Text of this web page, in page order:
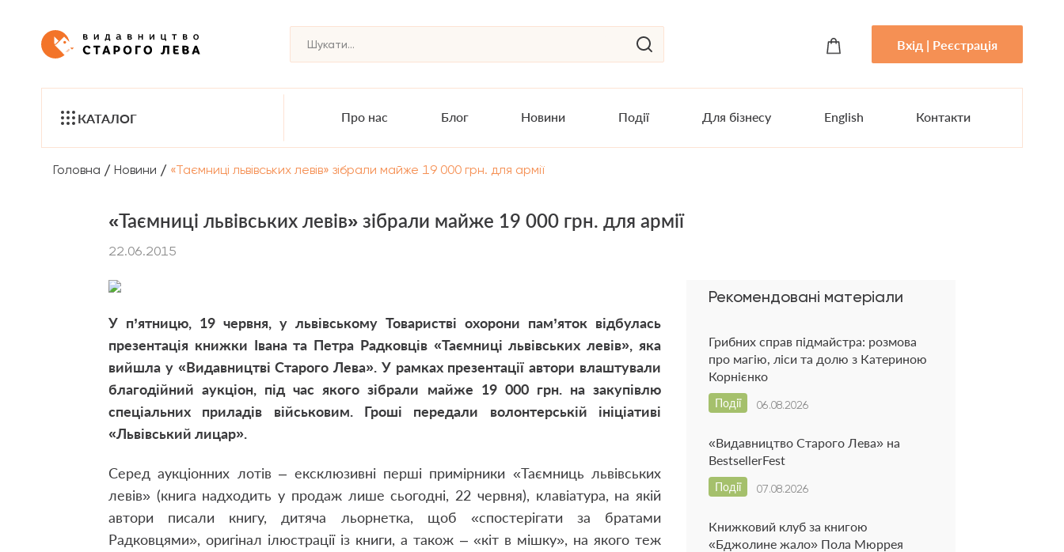
Вхід | Реєстрація
КАТАЛОГ Про нас Блог Новини Події Для бізнесу English Контакти
Головна / Новини / «Таємниці львівських левів» зібрали майже 19 000 грн. для армії
«Таємниці львівських левів» зібрали майже 19 000 грн. для армії
22.06.2015
У п’ятницю, 19 червня, у львівському Товаристві охорони пам’яток відбулась
презентація книжки Івана та Петра Радковців «Таємниці львівських левів», яка
вийшла у «Видавництві Старого Лева». У рамках презентації автори влаштували
благодійний аукціон, під час якого зібрали майже 19 000 грн. на закупівлю
спеціальних приладів військовим. Гроші передали волонтерській ініціативі
«Львівський лицар».
Серед аукціонних лотів – ексклюзивні перші примірники «Таємниць львівських
левів» (книга надходить у продаж лише сьогодні, 22 червня), клавіатура, на якій
автори писали книгу, дитяча льорнетка, щоб «спостерігати за братами
Радковцями», оригінал ілюстрації із книги, а також – «кіт в мішку», на якого теж
Рекомендовані матеріали
Грибних справ підмайстра: розмова
про магію, ліси та долю з Катериною
Корнієнко
06.08.2026
Події
«Видавництво Старого Лева» на
BestsellerFest
07.08.2026
Події
Книжковий клуб за книгою
«Бджолине жало» Пола Мюррея